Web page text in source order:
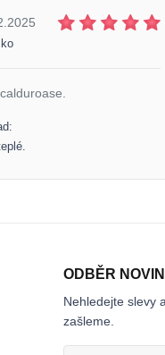
ODBĚR
Nehledejte slevy
zašleme.